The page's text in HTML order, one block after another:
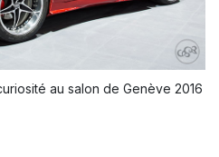
au salon de Genève 2016